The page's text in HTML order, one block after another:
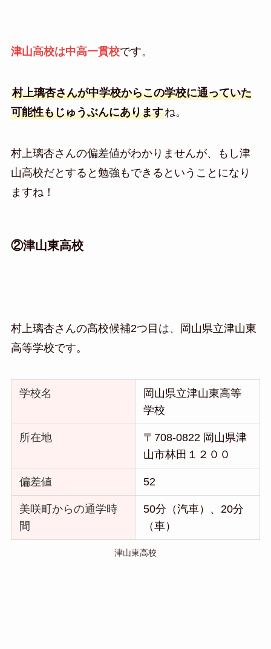
津山高校は中高一貫校です。
村上璃杏さんが中学校からこの学校に通っていた
可能性もじゅうぶんにありますね。
村上璃杏さんの偏差値がわかりませんが、もし津
山高校だとすると勉強もできるということになり
ますね！
②津山東高校
村上璃杏さんの高校候補2つ目は、岡山県立津山東
高等学校です。
学校名
岡山県立津山東高等
学校
所在地
〒708-0822 岡山県津
山市林田１２００
偏差値 52
美咲町からの通学時
間
50分（汽車）、20分
（車）
津山東高校